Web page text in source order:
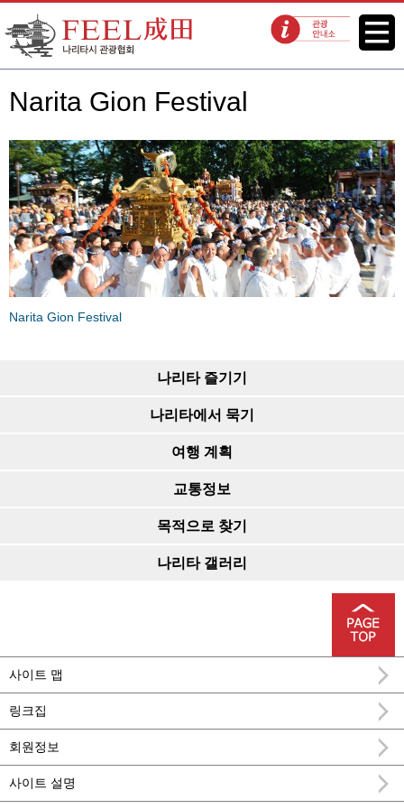
FEEL 나리타 나리타시 관광협회 관광 안내소 메뉴
Narita Gion Festival
Narita Gion Festival
나리타 즐기기
나리타에서 묵기
여행 계획
교통정보
목적으로 찾기
나리타 갤러리
사이트 맵
링크집
회원정보
사이트 설명